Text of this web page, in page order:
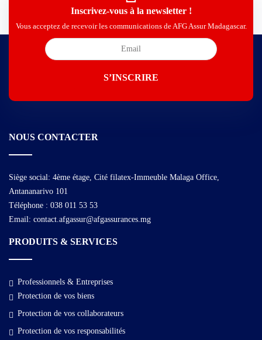
Inscrivez-vous à la newsletter !
Vous acceptez de recevoir les communications de AFG Assur Madagascar.
NOUS CONTACTER
Siège social: 4ème étage, Cité filatex-Immeuble Malaga Office,
Antananarivo 101
Téléphone : 038 011 53 53
Email: contact.afgassur@afgassurances.mg
PRODUITS & SERVICES
Professionnels & Entreprises
Protection de vos biens
Protection de vos collaborateurs
Protection de vos responsabilités